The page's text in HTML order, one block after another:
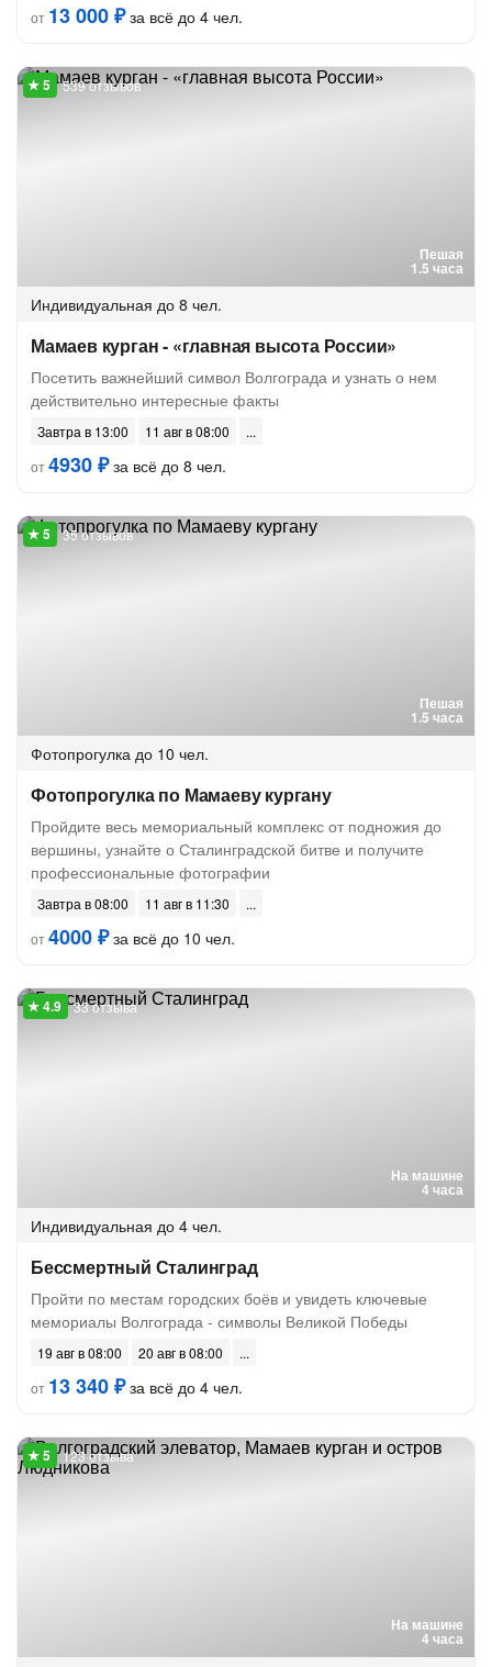
от 13 000 ₽за всё до 4 чел.
Пешая
1.5 часа
539 отзывов
Индивидуальная до 8 чел.
Мамаев курган - «главная высота России»
Посетить важнейший символ Волгограда и узнать о нем
действительно интересные факты
Завтра в 13:00
11 авг в 08:00
от4930 ₽за всё до 8 чел.
Пешая
1.5 часа
35 отзывов
Фотопрогулка до 10 чел.
Фотопрогулка по Мамаеву кургану
Пройдите весь мемориальный комплекс от подножия до
вершины, узнайте о Сталинградской битве и получите
профессиональные фотографии
Завтра в 08:00
11 авг в 11:30
от4000 ₽за всё до 10 чел.
На машине
4 часа
33 отзыва
Индивидуальная до 4 чел.
Бессмертный Сталинград
Пройти по местам городских боёв и увидеть ключевые
мемориалы Волгограда - символы Великой Победы
19 авг в 08:00
20 авг в 08:00
от 13 340 ₽за всё до 4 чел.
На машине
4 часа
123 отзыва